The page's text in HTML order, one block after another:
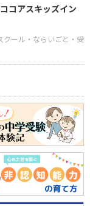
コアスキッズイン
クール・ならいごと・受